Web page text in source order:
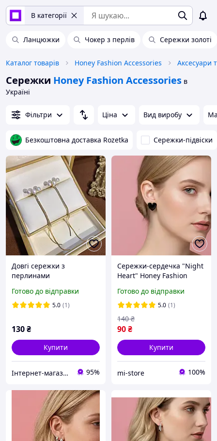
В категорії
Ланцюжки Чокер з перлів Сережки золоті
Каталог товарів Honey Fashion Accessories Аксесуари
Сережки Honey Fashion Accessories в
Україні
Фільтри Ціна Вид виробу
Безкоштовна доставка Rozetka Сережки-підвіски
Довгі сережки з
перлинами
Готово до відправки
5.0 (1)
130₴
Купити
Інтернет-магазин "Vegvisir" 95%
Сережки-сердечка "Night
Heart" Honey Fashion
(12089)
Готово до відправки
5.0 (1)
90₴
140 ₴
Купити
mi-store 100%